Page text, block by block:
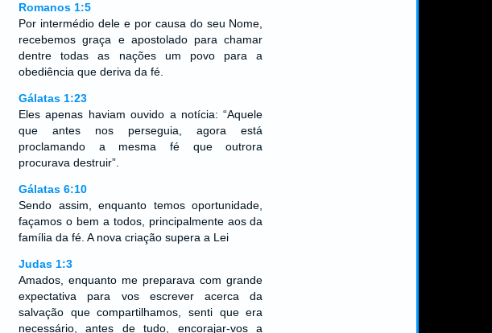
Romanos 1:5
Por intermédio dele e por causa do seu Nome,
recebemos graça e apostolado para chamar
dentre todas as nações um povo para a
obediência que deriva da fé.
Gálatas 1:23
Eles apenas haviam ouvido a notícia: “Aquele
que antes nos perseguia, agora está
proclamando a mesma fé que outrora
procurava destruir”.
Gálatas 6:10
Sendo assim, enquanto temos oportunidade,
façamos o bem a todos, principalmente aos da
família da fé. A nova criação supera a Lei
Judas 1:3
Amados, enquanto me preparava com grande
expectativa para vos escrever acerca da
salvação que compartilhamos, senti que era
necessário, antes de tudo, encorajar-vos a